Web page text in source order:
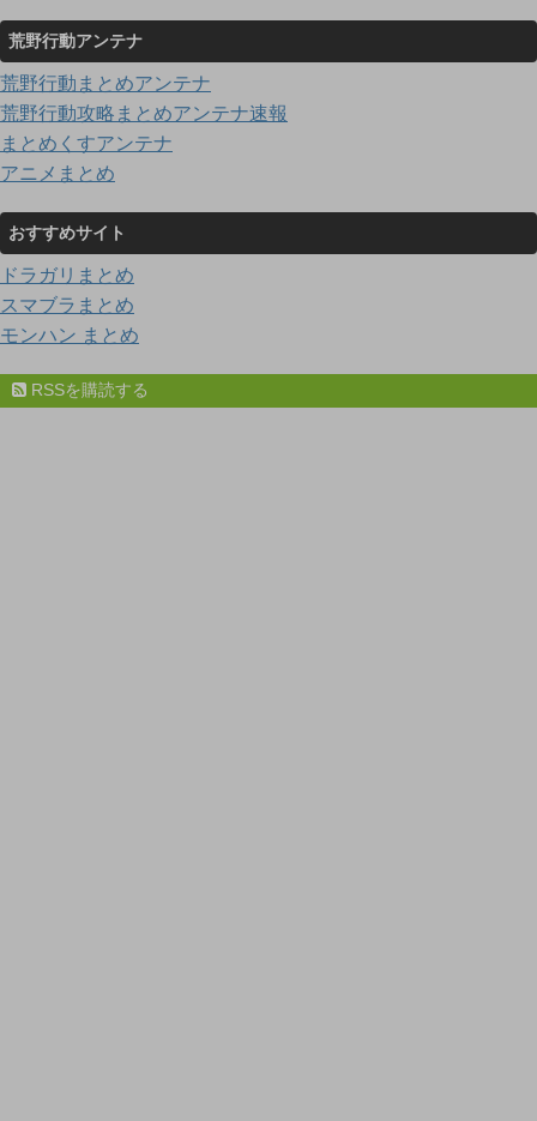
荒野行動アンテナ
荒野行動まとめアンテナ
荒野行動攻略まとめアンテナ速報
まとめくすアンテナ
アニメまとめ
おすすめサイト
ドラガリまとめ
スマブラまとめ
モンハン まとめ
RSSを購読する